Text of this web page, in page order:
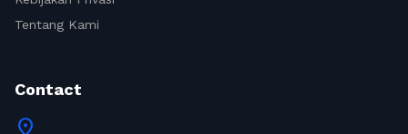
Tentang Kami
Contact
location_on